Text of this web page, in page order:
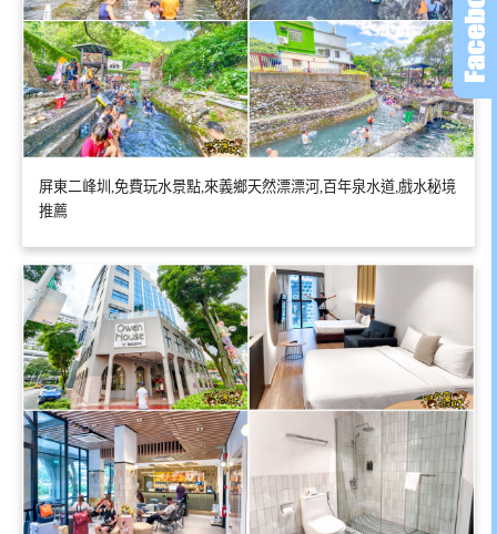
屏東二峰圳,免費玩水景點,來義鄉天然漂漂河,百年泉水道,戲水秘境
推薦